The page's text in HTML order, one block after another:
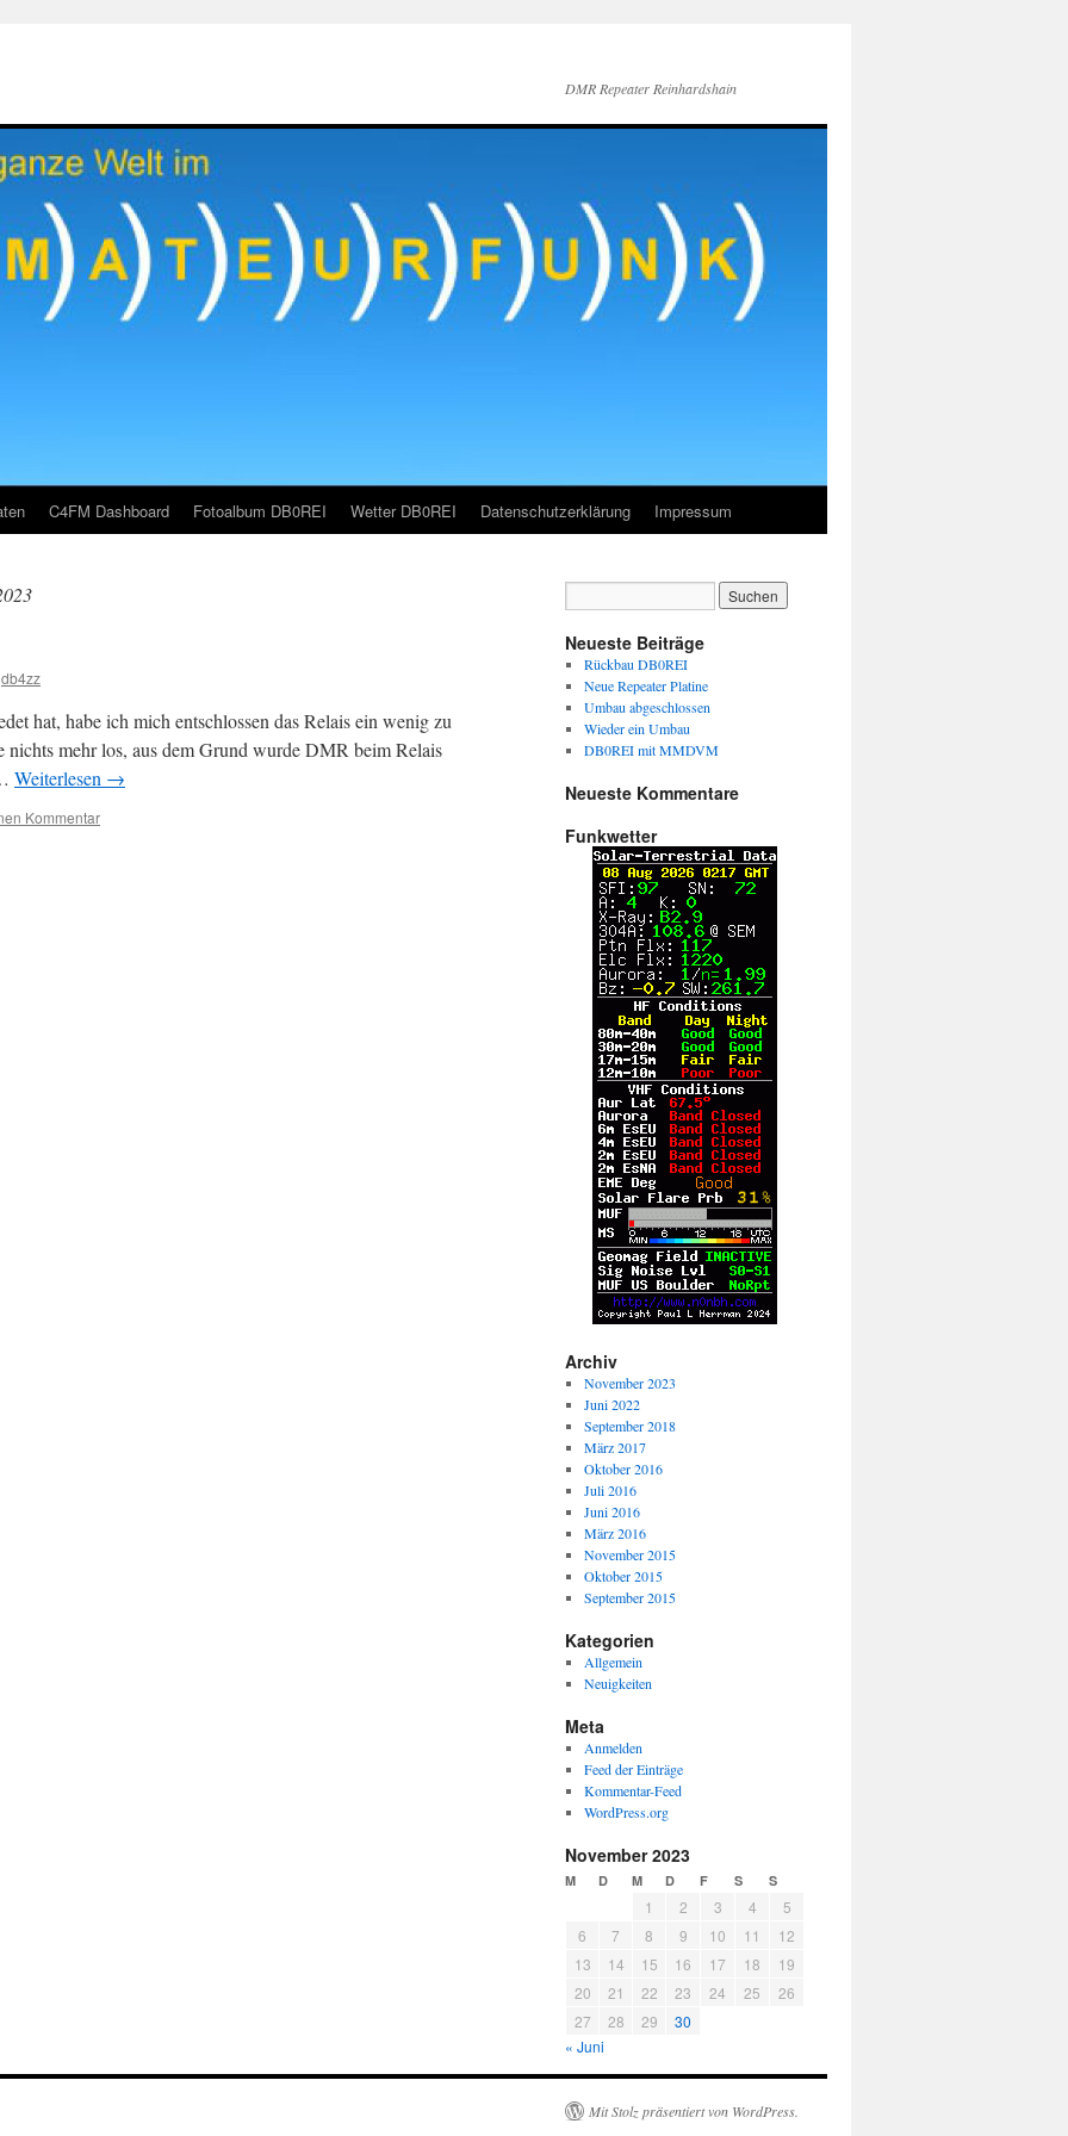
DMR Repeater Reinhardshain
C4FM Dashboard Fotoalbum DB0REI Wetter DB0REI Datenschutzerklärung Impressum
db4zz
hat, habe ich mich entschlossen das Relais ein wenig zu
mehr los, aus dem Grund wurde DMR beim Relais
Weiterlesen →
Kommentar
Neueste Beiträge
Rückbau DB0REI
Neue Repeater Platine
Umbau abgeschlossen
Wieder ein Umbau
DB0REI mit MMDVM
Neueste Kommentare
Funkwetter
Archiv
November 2023
Juni 2022
September 2018
März 2017
Oktober 2016
Juli 2016
Juni 2016
März 2016
November 2015
Oktober 2015
September 2015
Kategorien
Allgemein
Neuigkeiten
Meta
Anmelden
Feed der Einträge
Kommentar-Feed
WordPress.org
November 2023
M D M D F S S
1 2 3 4
5
6
7 8 9 10 11
12
13
14 15 16 17 18
19
20
21 22 23 24 25
26
27
28 29
30
« Juni
Mit Stolz präsentiert von WordPress.